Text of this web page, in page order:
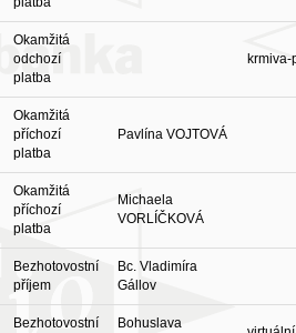
Okamžitá
odchozí
platba
krmiva-
Okamžitá
příchozí
platba
Pavlína VOJTOVÁ
Okamžitá
příchozí
platba
Michaela
VORLÍČKOVÁ
Bezhotovostní
příjem
Bc. Vladimíra
Gállov
Bezhotovostní
Bohuslava